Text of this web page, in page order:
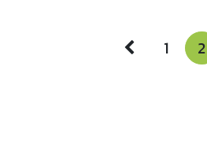
1 2